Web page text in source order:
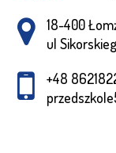
Adres
18-400
ul
+48